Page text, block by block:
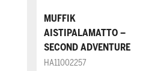
MUFFIK
AISTIPALAMATTO –
SECOND ADVENTURE
HA11002257